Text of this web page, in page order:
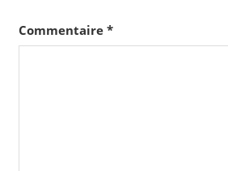
Commentaire *